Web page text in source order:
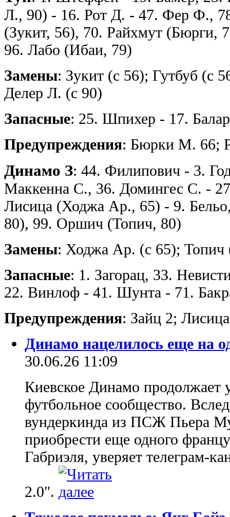
Л., 90) - 16. Рот Д. - 47. Фер Ф.,
(Зукит, 56), 70. Райхмут (Бюрги,
96. Лабо (Ибаи, 79)
Замены: Зукит (с 56); Гутбуб (с
Делер Л. (с 90)
Запасные: 25. Шпихер - 17.
Предупреждения: Бюрки М. 66;
Динамо З: 44. Филипович - 3.
Маккенна С., 36. Домингес C. -
Лисица (Ходжа Ар., 65) - 9.
80), 99. Оршич (Топич, 80)
Замены: Ходжа Ар. (с 65); Топич
Запасные: 1. Загорац, 33.
22. Винлоф - 41. Шунта - 71.
Предупреждения: Зайц 2;
Динамо нацелилось еще на
30.06.26 11:09
Киевское Динамо продолжает
футбольное сообщество.
вундеркинда из ПСЖ Пьера
приобрести еще одного
Габриэля, уверяет телеграм-
2.0".